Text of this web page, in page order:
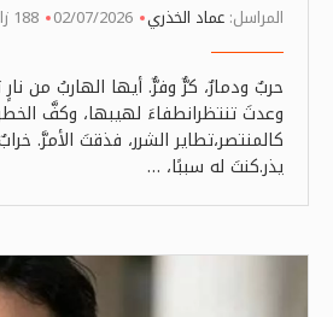
المراسل: عماد الخذري 02/07/2026 188 زائر
حربٌ ودمارٌ، كرٌّ وفرٌّ. أيها الهاربُ من
وعدتَ تنتظرانطفاءَ لهيبها، وكفَّ
كالمنتصر،تطاير الشرر، فذقتَ الأمرَّ.
يذر.كنتَ له سببًا، …